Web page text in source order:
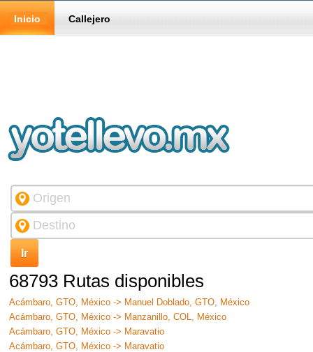
Inicio Callejero
68793 Rutas disponibles
Acámbaro, GTO, México -> Manuel Doblado, GTO, México
Acámbaro, GTO, México -> Manzanillo, COL, México
Acámbaro, GTO, México -> Maravatio
Acámbaro, GTO, México -> Maravatio